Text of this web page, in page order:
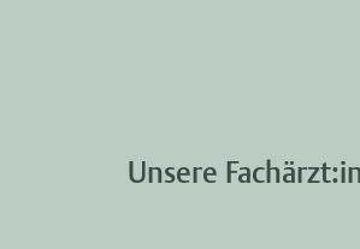
Unsere